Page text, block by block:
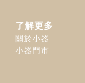
了解更多
關於小器
小器門市